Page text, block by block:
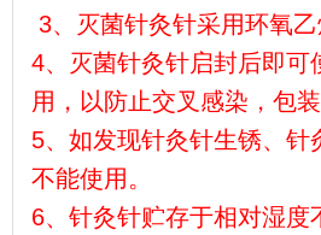
3、灭菌针灸针采用环氧乙
4、 灭菌针灸针启封后即可
用，以防止交叉感染，包
5、 如发现针灸针生锈、针
不能使用。
6、 针灸针贮存于相对湿度